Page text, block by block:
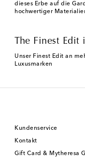
dieses Erbe auf die
hochwertiger
The Finest Edit
Unser Finest Edit an
Luxusmarken
Kundenservice
Kontakt
Gift Card & Mytheresa